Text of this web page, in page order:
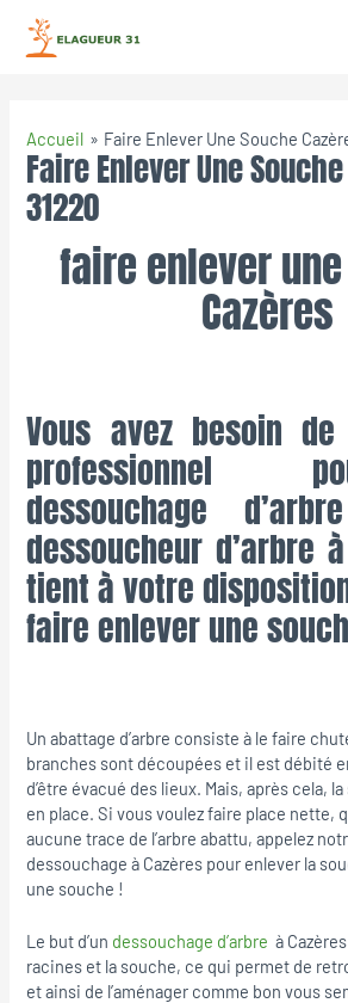
Accueil Faire Enlever Une Souche
Faire Enlever Une
31220
faire enlever
Cazères
Vous avez besoin de
professionnel
dessouchage
dessoucheur d’arbre
tient à votre
faire enlever une
Un abattage d’arbre consiste à le faire
branches sont découpées et il est débité
d’être évacué des lieux. Mais, après cela,
en place. Si vous voulez faire place nette,
aucune trace de l’arbre abattu, appelez
dessouchage à Cazères pour enlever la
une souche !
Le but d’un dessouchage d’arbre à
racines et la souche, ce qui permet de
et ainsi de l’aménager comme bon vous